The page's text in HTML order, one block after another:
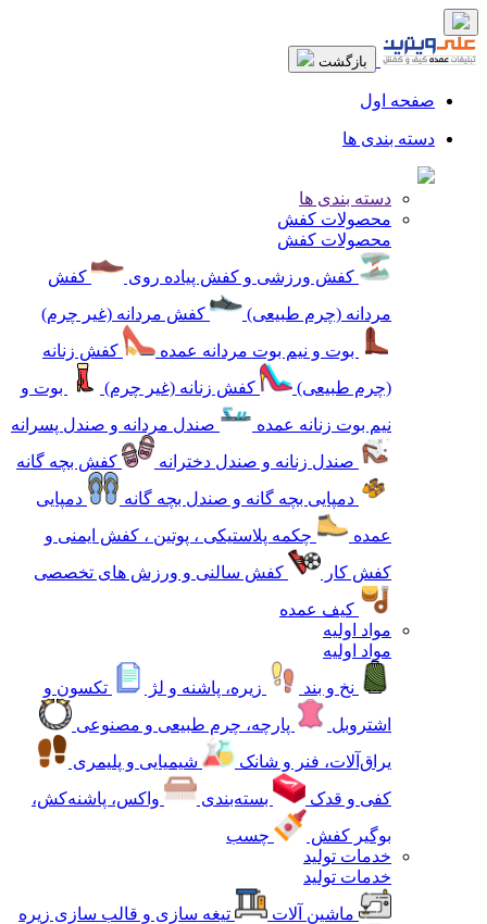
بازگشت
صفحه اول
دسته بندی ها
دسته بندی ها
محصولات کفش
محصولات کفش
کفش ورزشی و کفش پیاده روی
کفش
مردانه (چرم طبیعی)
کفش مردانه (غیر چرم)
بوت و نیم بوت مردانه عمده
کفش زنانه
(چرم طبیعی)
کفش زنانه (غیر چرم)
بوت و
نیم بوت زنانه عمده
صندل مردانه و صندل پسرانه
صندل زنانه و صندل دخترانه
کفش بچه گانه
دمپایی بچه گانه و صندل بچه گانه
دمپایی
عمده
چکمه پلاستیکی ، پوتین ، کفش ایمنی و
کفش کار
کفش سالنی و ورزش های تخصصی
کیف عمده
مواد اولیه
مواد اولیه
نخ و بند
زیره، پاشنه و لژ
تکسون و
اشتروبل
پارچه، چرم طبیعی و مصنوعی
یراق‌آلات، فنر و شانک
شیمیایی و پلیمری
کفی و قدک
بسته‌بندی
واکس، پاشنه‌کش،
بوگیر کفش
چسب
خدمات تولید
خدمات تولید
ماشین آلات
تیغه سازی و قالب سازی زیره